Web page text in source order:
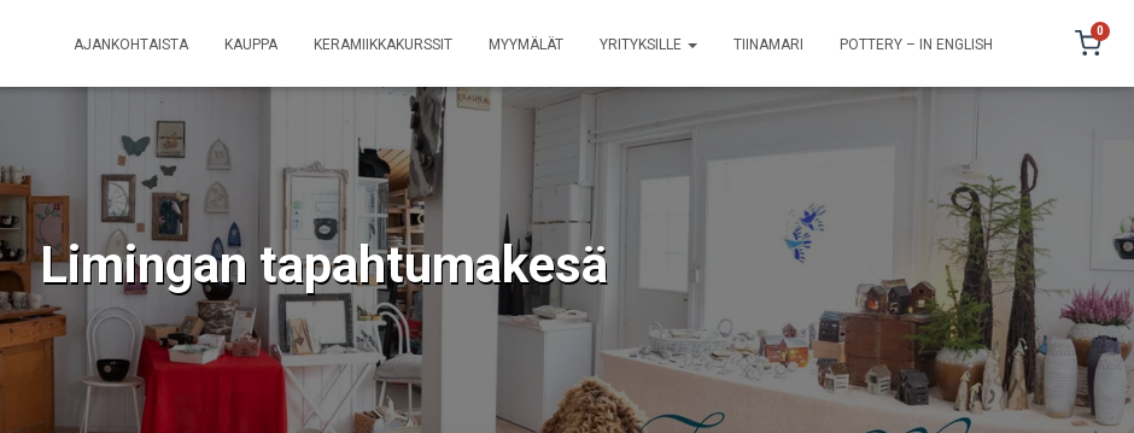
0
AJANKOHTAISTA KAUPPA KERAMIIKKAKURSSIT MYYMÄLÄT YRITYKSILLE TIINAMARI POTTERY – IN ENGLISH
Limingan tapahtumakesä